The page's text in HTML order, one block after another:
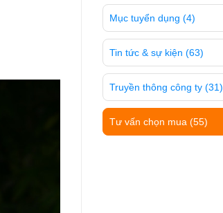
Mục tuyển dụng (4)
Tin tức & sự kiện (63)
Truyền thông công ty (31)
Tư vấn chọn mua (55)